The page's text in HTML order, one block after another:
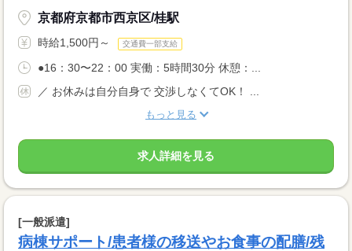
京都府京都市西京区/桂駅
時給1,500円～ 交通費一部支給
●16：30〜22：00 実働：5時間30分 休憩：...
／ お休みは自分自身で 交渉しなくてOK！ ...
もっと見る
求人詳細を見る
[一般派遣]
病棟サポート/患者様の移送やお食事の配膳/残